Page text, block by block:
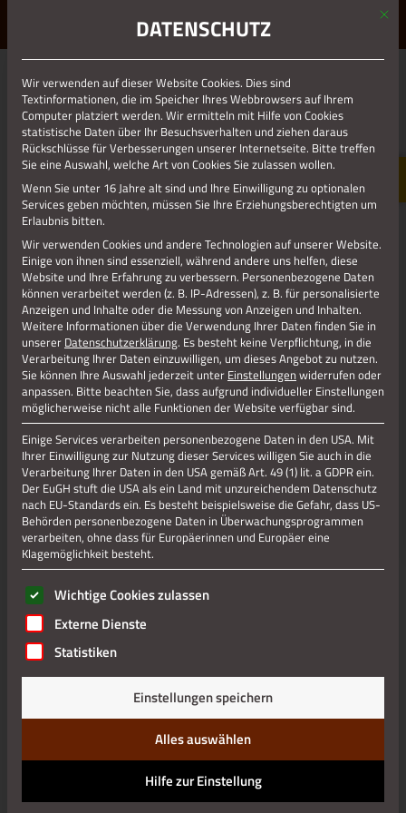
ERLEBE STOLBERG.ERLEBE DICH.
Datenschutz
Impressum
Mit
DATENSCHUTZ
Wir verwenden auf dieser Website Cookies. Dies sind
Textinformationen, die im Speicher Ihres Webbrowsers auf Ihrem
Computer platziert werden. Wir ermitteln mit Hilfe von Cookies
statistische Daten über Ihr Besuchsverhalten und ziehen daraus
Rückschlüsse für Verbesserungen unserer Internetseite. Bitte treffen
Sie eine Auswahl, welche Art von Cookies Sie zulassen wollen.
Wenn Sie unter 16 Jahre alt sind und Ihre Einwilligung zu optionalen
Services geben möchten, müssen Sie Ihre Erziehungsberechtigten um
Erlaubnis bitten.
Wir verwenden Cookies und andere Technologien auf unserer Website.
Einige von ihnen sind essenziell, während andere uns helfen, diese
Website und Ihre Erfahrung zu verbessern. Personenbezogene Daten
können verarbeitet werden (z. B. IP-Adressen), z. B. für personalisierte
Anzeigen und Inhalte oder die Messung von Anzeigen und Inhalten.
Weitere Informationen über die Verwendung Ihrer Daten finden Sie in
unserer Datenschutzerklärung. Es besteht keine Verpflichtung, in die
Verarbeitung Ihrer Daten einzuwilligen, um dieses Angebot zu nutzen.
Sie können Ihre Auswahl jederzeit unter Einstellungen widerrufen oder
anpassen. Bitte beachten Sie, dass aufgrund individueller Einstellungen
möglicherweise nicht alle Funktionen der Website verfügbar sind.
Einige Services verarbeiten personenbezogene Daten in den USA. Mit
Ihrer Einwilligung zur Nutzung dieser Services willigen Sie auch in die
Verarbeitung Ihrer Daten in den USA gemäß Art. 49 (1) lit. a GDPR ein.
Der EuGH stuft die USA als ein Land mit unzureichendem Datenschutz
nach EU-Standards ein. Es besteht beispielsweise die Gefahr, dass US-
Behörden personenbezogene Daten in Überwachungsprogrammen
verarbeiten, ohne dass für Europäerinnen und Europäer eine
Klagemöglichkeit besteht.
Es folgt eine Liste der Service-Gruppen, für die eine
Wichtige Cookies zulassen
Externe Dienste
Statistiken
Einstellungen speichern
Alles auswählen
Hilfe zur Einstellung